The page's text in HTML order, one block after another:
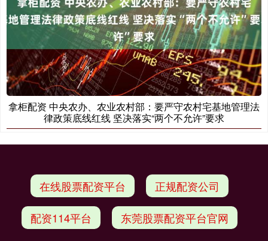
拿柜配资 中央农办、农业农村部：要严守农村宅基地管理法
律政策底线红线 坚决落实“两个不允许”要求
在线股票配资平台 正规配资公司
配资114平台 东莞股票配资平台官网